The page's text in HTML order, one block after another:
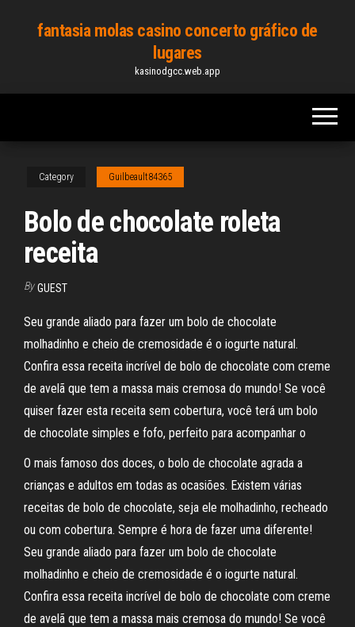
fantasia molas casino concerto gráfico de
lugares
kasinodgcc.web.app
Category Guilbeault84365
Bolo de chocolate roleta
receita
By GUEST
Seu grande aliado para fazer um bolo de chocolate
molhadinho e cheio de cremosidade é o iogurte natural.
Confira essa receita incrível de bolo de chocolate com creme
de avelã que tem a massa mais cremosa do mundo! Se você
quiser fazer esta receita sem cobertura, você terá um bolo
de chocolate simples e fofo, perfeito para acompanhar o
O mais famoso dos doces, o bolo de chocolate agrada a
crianças e adultos em todas as ocasiões. Existem várias
receitas de bolo de chocolate, seja ele molhadinho, recheado
ou com cobertura. Sempre é hora de fazer uma diferente!
Seu grande aliado para fazer um bolo de chocolate
molhadinho e cheio de cremosidade é o iogurte natural.
Confira essa receita incrível de bolo de chocolate com creme
de avelã que tem a massa mais cremosa do mundo! Se você